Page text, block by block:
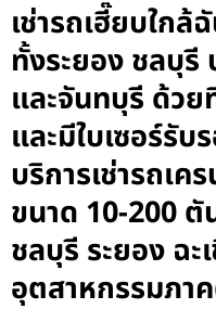
เช่ารถเฮี๊ยบใก
ทั้งระยอง ชลบุรี
และจันทบุรี ด้ว
และมีใบเซอร์รั
บริการเช่ารถเค
ขนาด 10-200
ชลบุรี ระยอง ฉะ
อุตสาหกรรมภา